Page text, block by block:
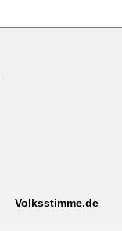
Volksstimme.de